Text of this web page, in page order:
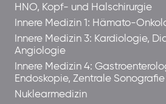
HNO, Kopf- und Halschirurgie
Innere Medizin 1: Hämato-
Innere Medizin 3: Kardiologie,
Angiologie
Innere Medizin 4:
Endoskopie, Zentrale Sonografie
Nuklearmedizin